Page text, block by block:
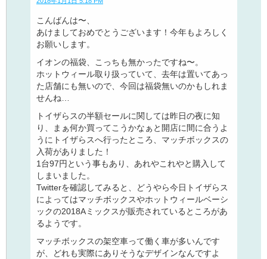
こんばんは〜、
あけましておめでとうございます！今年もよろしく
お願いします。
イオンの福袋、こっちも無かったですね〜。
ホットウィール取り扱っていて、去年は置いてあっ
た店舗にも無いので、今回は福袋無いのかもしれま
せんね…
トイザらスの半額セールに関しては昨日の夜に知
り、まぁ何か買ってこうかなぁと開店に間に合うよ
うにトイザらスへ行ったところ、マッチボックスの
入荷がありました！
1台97円という事もあり、あれやこれやと購入して
しまいました。
Twitterを確認してみると、どうやら今日トイザらス
によってはマッチボックスやホットウィールベーシ
ックの2018Aミックスが販売されているところがあ
るようです。
マッチボックスの架空車って働く車が多いんです
が、どれも実際にありそうなデザインなんですよ